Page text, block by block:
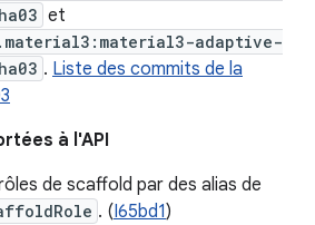
et
adaptive-
. Liste des commits de la
à l'API
de scaffold par des alias de
. (I65bd1)